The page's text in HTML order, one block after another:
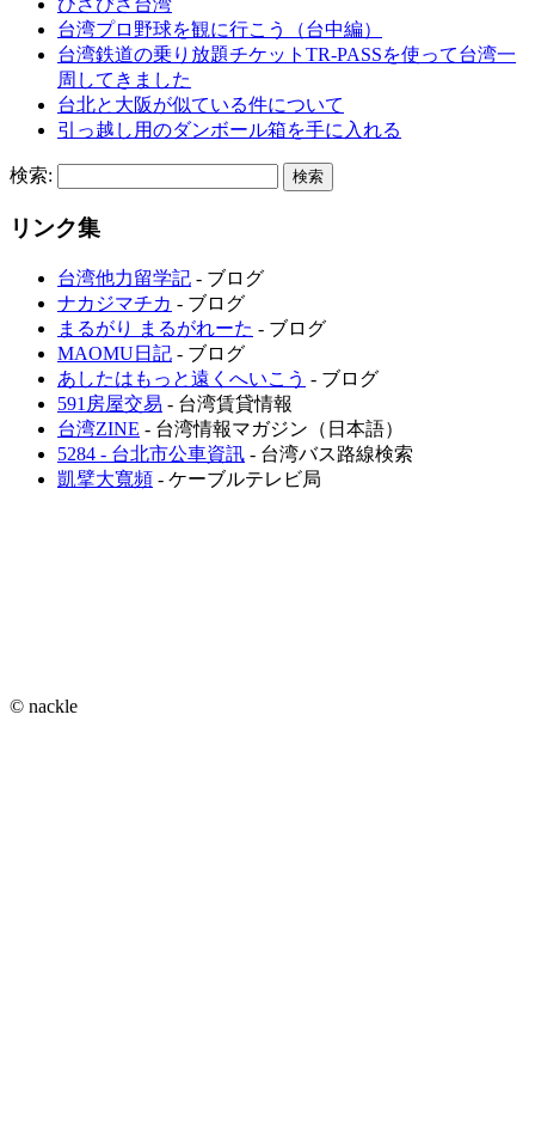
台湾プロ野球を観に行こう（台中編）
台湾鉄道の乗り放題チケットTR-PASSを使って台湾一
周してきました
台北と大阪が似ている件について
引っ越し用のダンボール箱を手に入れる
検索:
リンク集
台湾他力留学記 - ブログ
ナカジマチカ - ブログ
まるがり まるがれーた - ブログ
MAOMU日記 - ブログ
あしたはもっと遠くへいこう - ブログ
591房屋交易 - 台湾賃貸情報
台湾ZINE - 台湾情報マガジン（日本語）
5284 - 台北市公車資訊 - 台湾バス路線検索
凱擘大寬頻 - ケーブルテレビ局
© nackle